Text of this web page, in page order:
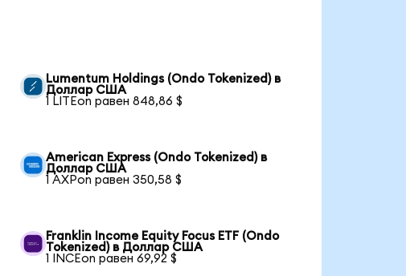
Lumentum Holdings (Ondo Tokenized) в
Доллар США
1 LITEon равен 848,86 $
American Express (Ondo Tokenized) в
Доллар США
1 AXPon равен 350,58 $
Franklin Income Equity Focus ETF (Ondo
Tokenized) в Доллар США
1 INCEon равен 69,92 $